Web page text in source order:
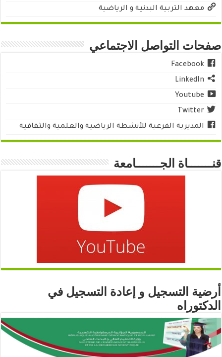
معهد التربية البدنية و الرياضية
صفحات التواصل الاجتماعي
Facebook
LinkedIn
Youtube
Twitter
المديرية الفرعية للأنشطة الرياضية والعلمية والثقافية
قنـــــــاة الجـــــــامعة
أرضية التسجيل و إعادة التسجيل في
الدكتوراه